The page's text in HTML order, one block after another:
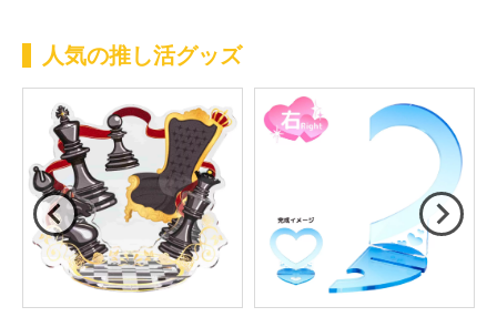
人気の推し活グッズ